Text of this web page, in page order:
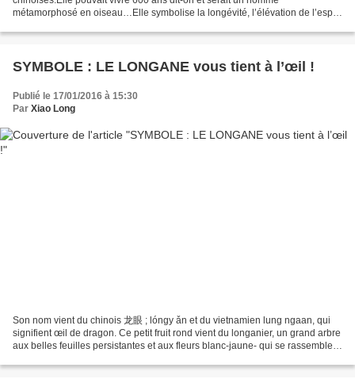
métamorphosé en oiseau…Elle symbolise la longévité, l’élévation de l’esprit
SYMBOLE : LE LONGANE vous tient à l’œil !
Publié le 17/01/2016 à 15:30
Par Xiao Long
Son nom vient du chinois 龙眼 ; lóngy ǎn et du vietnamien lung ngaan, qui
signifient œil de dragon. Ce petit fruit rond vient du longanier, un grand arbre
aux belles feuilles persistantes et aux fleurs blanc-jaune- qui se rassemblent